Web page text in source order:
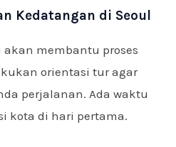
Kedatangan di Seoul
membantu proses
orientasi tur agar
perjalanan. Ada waktu
kota di hari pertama.